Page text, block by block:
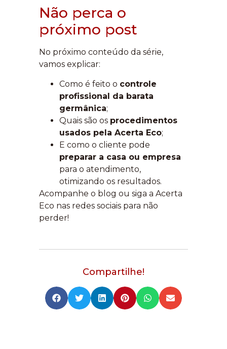
Não perca o
próximo post
No próximo conteúdo da série,
vamos explicar:
Como é feito o controle
profissional da barata
germânica;
Quais são os procedimentos
usados pela Acerta Eco;
E como o cliente pode
preparar a casa ou empresa
para o atendimento,
otimizando os resultados.
Acompanhe o blog ou siga a Acerta
Eco nas redes sociais para não
perder!
Compartilhe!